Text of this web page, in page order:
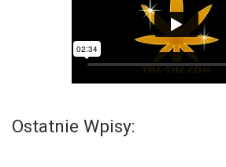
Ostatnie Wpisy: